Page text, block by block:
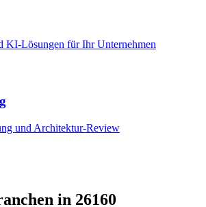
KI-Lösungen für Ihr Unternehmen
und Architektur-Review
in 26160